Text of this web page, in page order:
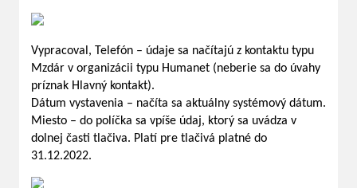
Vypracoval, Telefón – údaje sa načítajú z kontaktu typu
Mzdár v organizácii typu Humanet (neberie sa do úvahy
príznak Hlavný kontakt).
Dátum vystavenia – načíta sa aktuálny systémový dátum.
Miesto – do políčka sa vpíše údaj, ktorý sa uvádza v
dolnej časti tlačiva. Platí pre tlačivá platné do
31.12.2022.